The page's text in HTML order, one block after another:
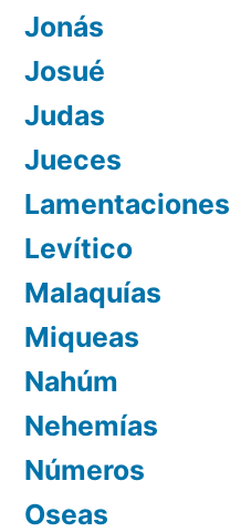
Jonás
Josué
Judas
Jueces
Lamentaciones
Levítico
Malaquías
Miqueas
Nahúm
Nehemías
Números
Oseas